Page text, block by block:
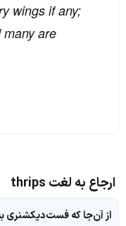
wings if any;
are
ارجاع به لغت thrips
از آن‌جا که فست‌دیکشنری